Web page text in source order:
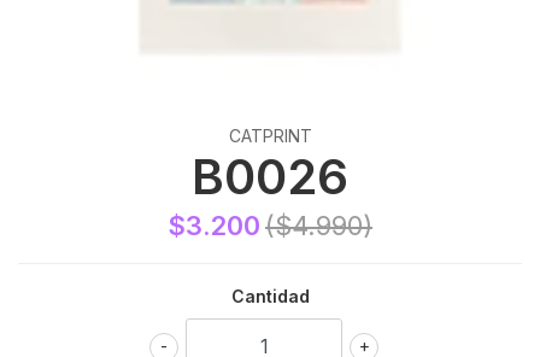
CATPRINT
B0026
$3.200($4.990)
Cantidad
+
-